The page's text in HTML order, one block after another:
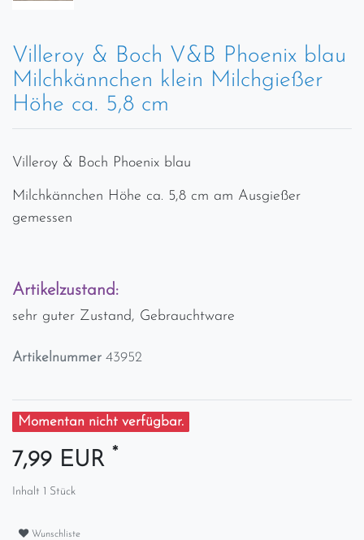
Villeroy & Boch V&B Phoenix blau
Milchkännchen klein Milchgießer
Höhe ca. 5,8 cm
Villeroy & Boch Phoenix blau
Milchkännchen Höhe ca. 5,8 cm am Ausgießer
gemessen
Artikelzustand:
sehr guter Zustand, Gebrauchtware
Artikelnummer 43952
Momentan nicht verfügbar.
7,99 EUR *
Inhalt 1 Stück
Wunschliste